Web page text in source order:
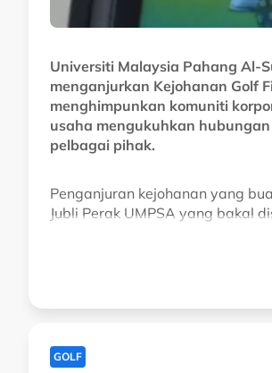
Universiti Malaysia Pahang Al-
menganjurkan Kejohanan Golf
menghimpunkan komuniti
usaha mengukuhkan
pelbagai pihak.
Penganjuran kejohanan yang
Jubli Perak UMPSA yang bakal
"Kami yakin memperoleh
"Bantuan biasiswa diberikan
"Banyak bantuan kewangan
GOLF